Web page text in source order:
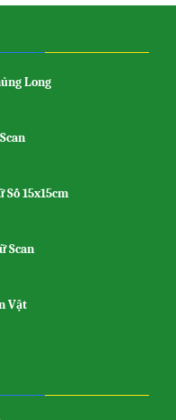
Long
15x15cm
Scan
Vật